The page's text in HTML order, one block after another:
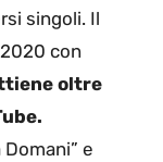
singoli. Il
con
oltre
e